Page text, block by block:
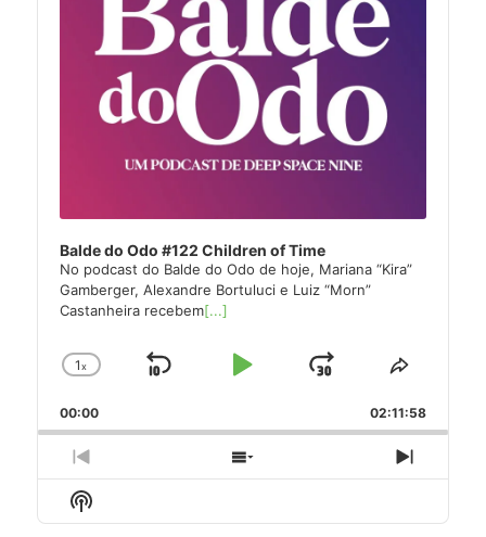
Balde do Odo #122 Children of Time
No podcast do Balde do Odo de hoje, Mariana “Kira”
Gamberger, Alexandre Bortuluci e Luiz “Morn”
Castanheira recebem[...]
Change
Rate
1x
Skip
Play
Jump
Forward
Share
Episode
00:00 02:11:58
Previous
Episode
Show
Next
Show
Podcast